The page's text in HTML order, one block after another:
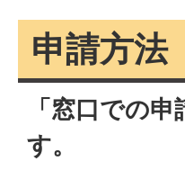
申請方法
「窓口での
す。